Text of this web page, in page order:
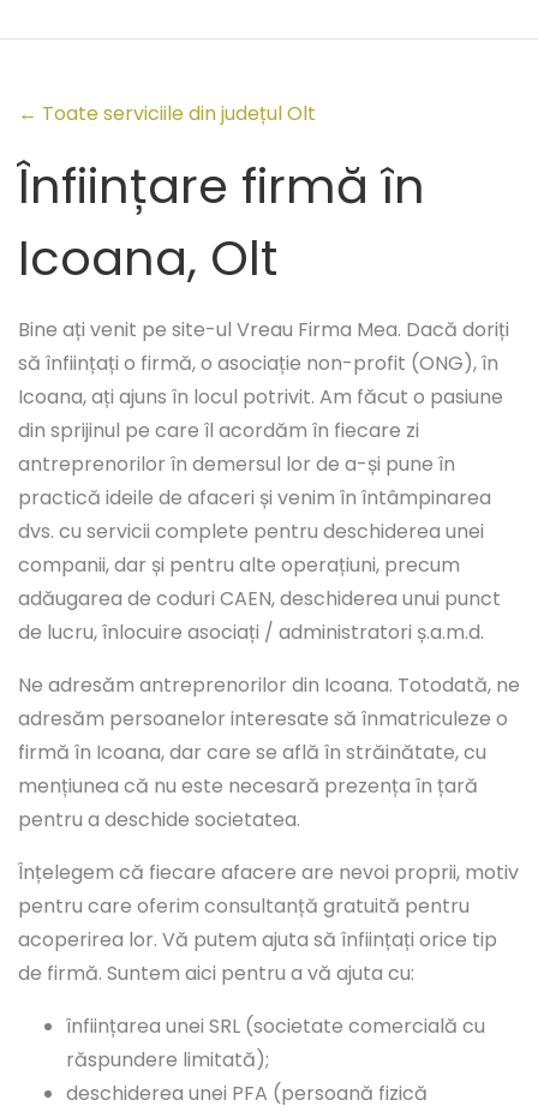
← Toate serviciile din județul Olt
Înființare firmă în
Icoana, Olt
Bine ați venit pe site-ul Vreau Firma Mea. Dacă doriți
să înființați o firmă, o asociație non-profit (ONG), în
Icoana, ați ajuns în locul potrivit. Am făcut o pasiune
din sprijinul pe care îl acordăm în fiecare zi
antreprenorilor în demersul lor de a-și pune în
practică ideile de afaceri și venim în întâmpinarea
dvs. cu servicii complete pentru deschiderea unei
companii, dar și pentru alte operațiuni, precum
adăugarea de coduri CAEN, deschiderea unui punct
de lucru, înlocuire asociați / administratori ș.a.m.d.
Ne adresăm antreprenorilor din Icoana. Totodată, ne
adresăm persoanelor interesate să înmatriculeze o
firmă în Icoana, dar care se află în străinătate, cu
mențiunea că nu este necesară prezența în țară
pentru a deschide societatea.
Înțelegem că fiecare afacere are nevoi proprii, motiv
pentru care oferim consultanță gratuită pentru
acoperirea lor. Vă putem ajuta să înființați orice tip
de firmă. Suntem aici pentru a vă ajuta cu:
înființarea unei SRL (societate comercială cu
răspundere limitată);
deschiderea unei PFA (persoană fizică